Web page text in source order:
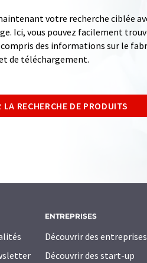
votre recherche ciblée
Ici, vous pouvez facilement
des informations sur le
de téléchargement.
LA RECHERCHE DE PRODUITS
ENTREPRISES
Découvrir des entreprises
Découvrir des start-up